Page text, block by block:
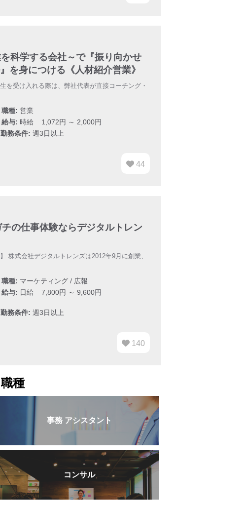
科学する会社～で『振り向かせ
を身につける《人材紹介営業》
を受け入れる際は、弊社代表が直接コーチング・
職種: 営業
給与: 時給 1,072円 ～ 2,000円
勤務条件: 週3日以上
44
の仕事体験ならデジタルトレン
株式会社デジタルトレンズは2012年9月に創業、
職種: マーケティング / 広報
給与: 日給 7,800円 ～ 9,600円
勤務条件: 週3日以上
140
種
事務 アシスタント
コンサル